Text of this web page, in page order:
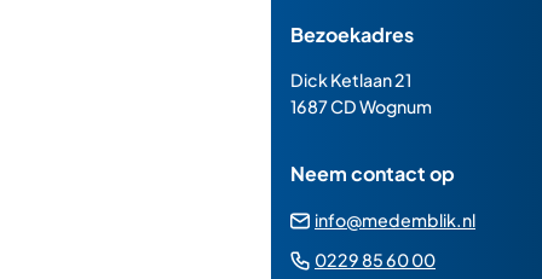
van
de
paginainhoud
Bezoekadres
Dick Ketlaan 21
1687 CD Wognum
Neem contact op
info@medemblik.nl
0229 85 60 00(Verwijst